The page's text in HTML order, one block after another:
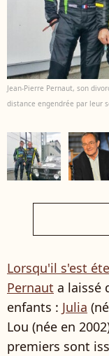
Jean-Pierre Pernaut, son
distance engendrée par leur
Lorsqu'il s'est
Pernaut a laissé
enfants : Julia
Lou (née en
premiers sont